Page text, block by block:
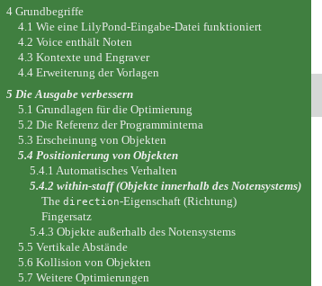
4 Grundbegriffe
4.1 Wie eine LilyPond-Eingabe-Datei funktioniert
4.2 Voice enthält Noten
4.3 Kontexte und Engraver
4.4 Erweiterung der Vorlagen
5 Die Ausgabe verbessern
5.1 Grundlagen für die Optimierung
5.2 Die Referenz der Programminterna
5.3 Erscheinung von Objekten
5.4 Positionierung von Objekten
5.4.1 Automatisches Verhalten
5.4.2 within-staff (Objekte innerhalb des Notensystems)
Thedirection-Eigenschaft (Richtung)
Fingersatz
5.4.3 Objekte außerhalb des Notensystems
5.5 Vertikale Abstände
5.6 Kollision von Objekten
5.7 Weitere Optimierungen